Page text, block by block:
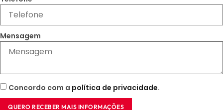
Mensagem
Concordo com a política de privacidade.
QUERO RECEBER MAIS INFORMAÇÕES